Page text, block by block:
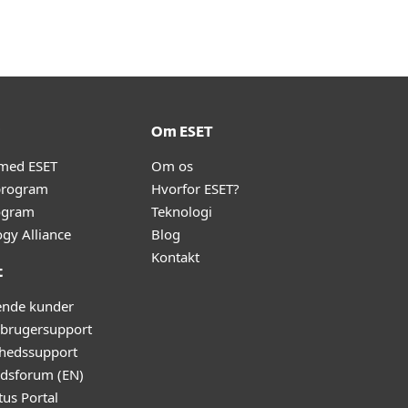
ESET
Alliance
kunder
(EN)
Portal
Om ESET
Om os
Hvorfor ESET?
Teknologi
Blog
Kontakt